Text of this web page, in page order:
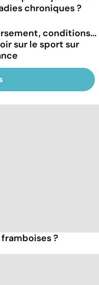
chroniques ?
conditions...
sur le sport sur
?